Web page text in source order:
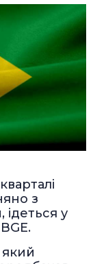
з
у
який